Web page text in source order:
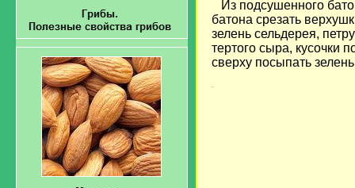
Из подсушенного
батона срезать
зелень сельдерея,
тертого сыра, кусочки
сверху посыпать